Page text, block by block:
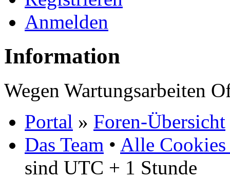
Anmelden
Information
Wegen Wartungsarbeiten
Portal » Foren-Übersicht
Das Team • Alle Cookies
sind UTC + 1 Stunde